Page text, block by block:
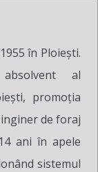
în Ploiești.
al
promoția
inginer de foraj
ani în apele
sistemul